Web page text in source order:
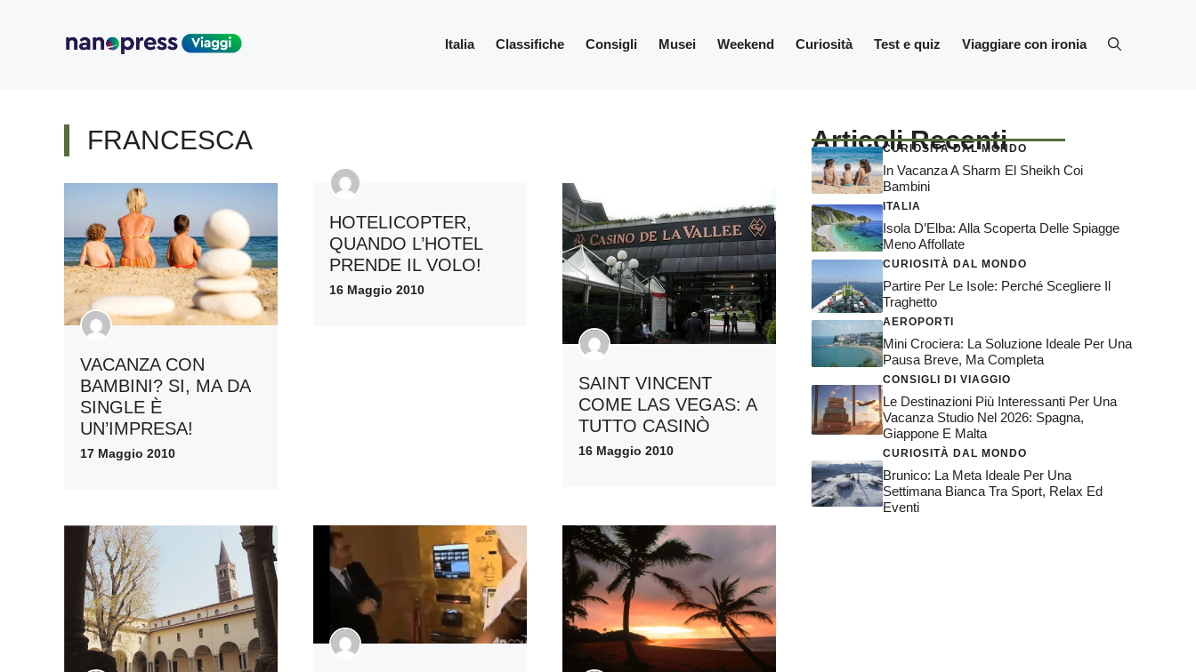
Italia Classifiche Consigli Musei Weekend Curiosità Test e quiz Viaggiare con ironia
FRANCESCA
VACANZA CON
BAMBINI? SI, MA DA
SINGLE È
UN’IMPRESA!
17 Maggio 2010
HOTELICOPTER,
QUANDO L’HOTEL
PRENDE IL VOLO!
16 Maggio 2010
SAINT VINCENT
COME LAS VEGAS: A
TUTTO CASINÒ
16 Maggio 2010
Articoli Recenti
CURIOSITÀ DAL MONDO
In Vacanza A Sharm El Sheikh Coi
Bambini
ITALIA
Isola D’Elba: Alla Scoperta Delle Spiagge
Meno Affollate
CURIOSITÀ DAL MONDO
Partire Per Le Isole: Perché Scegliere Il
Traghetto
AEROPORTI
Mini Crociera: La Soluzione Ideale Per Una
Pausa Breve, Ma Completa
CONSIGLI DI VIAGGIO
Le Destinazioni Più Interessanti Per Una
Vacanza Studio Nel 2026: Spagna,
Giappone E Malta
CURIOSITÀ DAL MONDO
Brunico: La Meta Ideale Per Una
Settimana Bianca Tra Sport, Relax Ed
Eventi